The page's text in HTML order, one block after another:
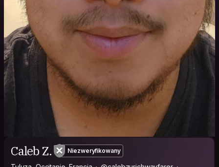
Caleb Z. Niezweryfikowany